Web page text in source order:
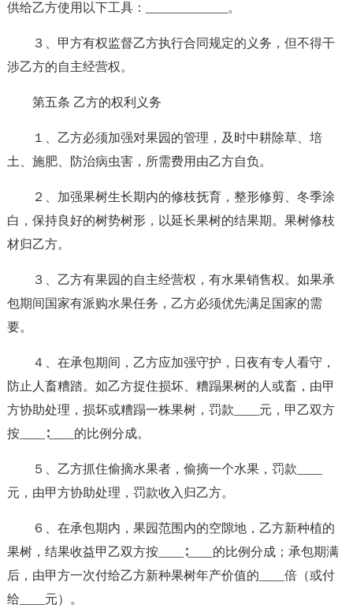
供给乙方使用以下工具：_____________。
３、甲方有权监督乙方执行合同规定的义务，但不得干
涉乙方的自主经营权。
第五条 乙方的权利义务
１、乙方必须加强对果园的管理，及时中耕除草、培
土、施肥、防治病虫害，所需费用由乙方自负。
２、加强果树生长期内的修枝抚育，整形修剪、冬季涂
白，保持良好的树势树形，以延长果树的结果期。果树修枝
材归乙方。
３、乙方有果园的自主经营权，有水果销售权。如果承
包期间国家有派购水果任务，乙方必须优先满足国家的需
要。
４、在承包期间，乙方应加强守护，日夜有专人看守，
防止人畜糟踏。如乙方捉住损坏、糟蹋果树的人或畜，由甲
方协助处理，损坏或糟蹋一株果树，罚款____元，甲乙双方
按____∶____的比例分成。
５、乙方抓住偷摘水果者，偷摘一个水果，罚款____
元，由甲方协助处理，罚款收入归乙方。
６、在承包期内，果园范围内的空隙地，乙方新种植的
果树，结果收益甲乙双方按____∶____的比例分成；承包期满
后，由甲方一次付给乙方新种果树年产价值的____倍（或付
给____元）。